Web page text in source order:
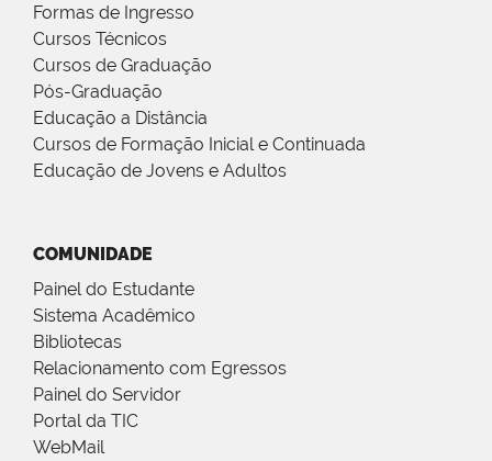
Formas de Ingresso
Cursos Técnicos
Cursos de Graduação
Pós-Graduação
Educação a Distância
Cursos de Formação Inicial e Continuada
Educação de Jovens e Adultos
COMUNIDADE
Painel do Estudante
Sistema Acadêmico
Bibliotecas
Relacionamento com Egressos
Painel do Servidor
Portal da TIC
WebMail